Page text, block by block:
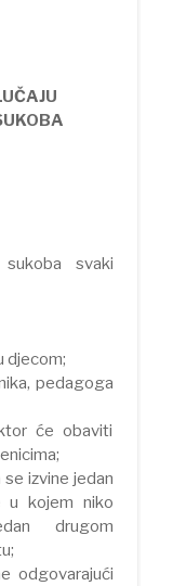
svaki
djecom;
pedagoga
će obaviti
izvine jedan
u kojem niko
drugom
odgovarajući